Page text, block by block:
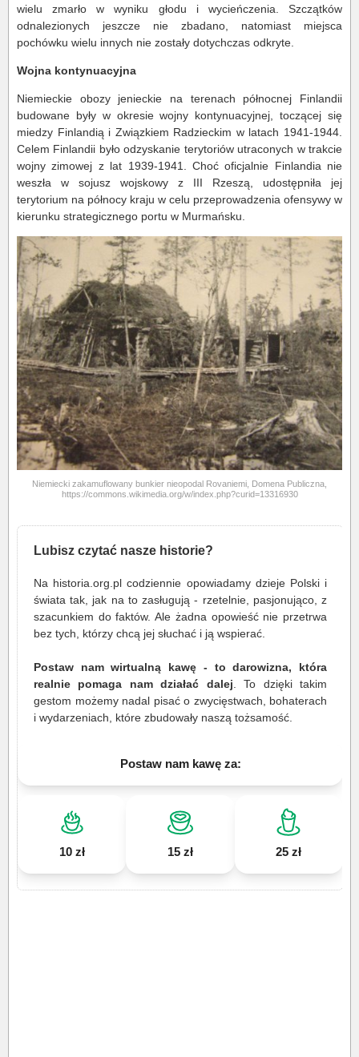
wielu zmarło w wyniku głodu i wycieńczenia. Szczątków
odnalezionych jeszcze nie zbadano, natomiast miejsca
pochówku wielu innych nie zostały dotychczas odkryte.
Wojna kontynuacyjna
Niemieckie obozy jenieckie na terenach północnej Finlandii
budowane były w okresie wojny kontynuacyjnej, toczącej się
miedzy Finlandią i Związkiem Radzieckim w latach 1941-1944.
Celem Finlandii było odzyskanie terytoriów utraconych w trakcie
wojny zimowej z lat 1939-1941. Choć oficjalnie Finlandia nie
weszła w sojusz wojskowy z III Rzeszą, udostępniła jej
terytorium na północy kraju w celu przeprowadzenia ofensywy w
kierunku strategicznego portu w Murmańsku.
Niemiecki zakamuflowany bunkier nieopodal Rovaniemi, Domena Publiczna,
https://commons.wikimedia.org/w/index.php?curid=13316930
Lubisz czytać nasze historie?
Na historia.org.pl codziennie opowiadamy dzieje Polski i
świata tak, jak na to zasługują - rzetelnie, pasjonująco, z
szacunkiem do faktów. Ale żadna opowieść nie przetrwa
bez tych, którzy chcą jej słuchać i ją wspierać.
Postaw nam wirtualną kawę - to darowizna, która
realnie pomaga nam działać dalej. To dzięki takim
gestom możemy nadal pisać o zwycięstwach, bohaterach
i wydarzeniach, które zbudowały naszą tożsamość.
Postaw nam kawę za:
10 zł 15 zł 25 zł